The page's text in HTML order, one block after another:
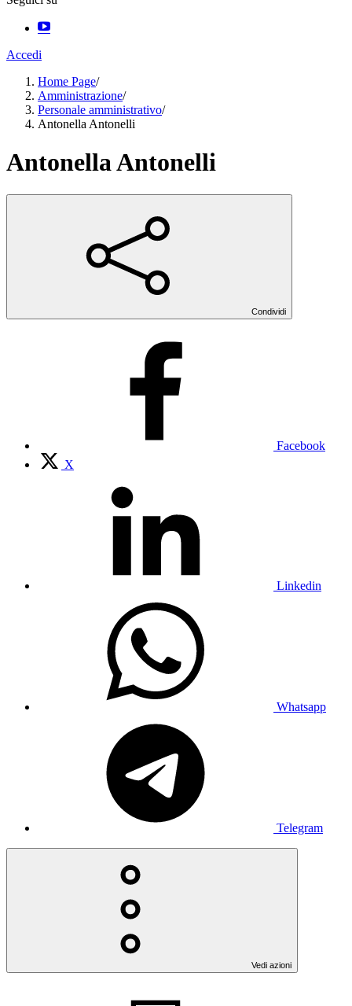
Accedi
Home Page/
Amministrazione/
Personale amministrativo/
Antonella Antonelli
Antonella Antonelli
Condividi
Facebook
X
Linkedin
Whatsapp
Telegram
Vedi azioni